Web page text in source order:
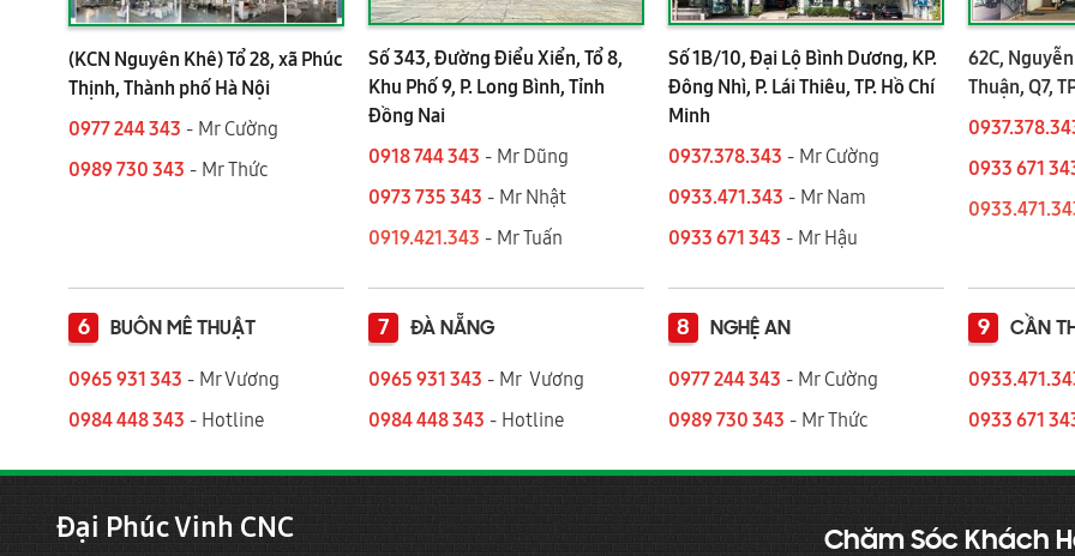
(KCN Nguyên Khê) Tổ 28, xã Phúc
Thịnh, Thành phố Hà Nội
0977 244 343 - Mr Cường
0989 730 343 - Mr Thức
Số 343, Đường Điểu Xiển, Tổ 8,
Khu Phố 9, P. Long Bình, Tỉnh
Đồng Nai
0918 744 343 - Mr Dũng
0973 735 343 - Mr Nhật
0919.421.343 ​​​​​​ - Mr Tuấn
Số 1B/10, Đại Lộ Bình Dương, KP.
Đông Nhì, P. Lái Thiêu, TP. Hồ Chí
Minh
0937.378.343 - Mr Cường
0933.471.343 - Mr Nam
0933 671 343 - Mr Hậu
62C,
Thuận, Q7,
0933 671
6 BUÔN MÊ THUẬT
0965 931 343 - Mr Vương
0984 448 343 - Hotline
7 ĐÀ NẴNG
0965 931 343 - Mr Vương
0984 448 343 - Hotline
8 NGHỆ AN
0977 244 343 - Mr Cường
0989 730 343 - Mr Thức
9 CẦN
0933 671
Đại Phúc Vinh CNC Chăm Sóc Khách